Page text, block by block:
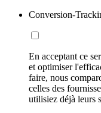
Conversion-
En acceptant ce
et optimiser
faire, nous
celles des
utilisiez déjà leurs